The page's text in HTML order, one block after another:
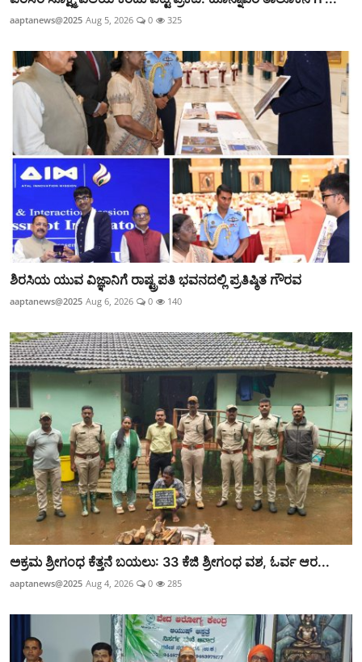
aaptanews@2025 Aug 5, 2026 0 325
ಶಿರಸಿಯ ಯುವ ವಿಜ್ಞಾನಿಗೆ ರಾಷ್ಟ್ರಪತಿ ಭವನದಲ್ಲಿ ಪ್ರತಿಷ್ಠಿತ ಗೌರವ
aaptanews@2025 Aug 6, 2026 0 140
ಅಕ್ರಮ ಶ್ರೀಗಂಧ ಕೆತ್ತನೆ ಬಯಲು: 33 ಕೆಜಿ ಶ್ರೀಗಂಧ ವಶ, ಓರ್ವ ಆರ...
aaptanews@2025 Aug 4, 2026 0 285